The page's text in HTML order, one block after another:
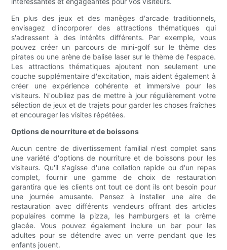
En plus des jeux et des manèges d'arcade traditionnels,
envisagez d'incorporer des attractions thématiques qui
s'adressent à des intérêts différents. Par exemple, vous
pouvez créer un parcours de mini-golf sur le thème des
pirates ou une arène de balise laser sur le thème de l'espace.
Les attractions thématiques ajoutent non seulement une
couche supplémentaire d'excitation, mais aident également à
créer une expérience cohérente et immersive pour les
visiteurs. N'oubliez pas de mettre à jour régulièrement votre
sélection de jeux et de trajets pour garder les choses fraîches
et encourager les visites répétées.
Options de nourriture et de boissons
Aucun centre de divertissement familial n'est complet sans
une variété d'options de nourriture et de boissons pour les
visiteurs. Qu'il s'agisse d'une collation rapide ou d'un repas
complet, fournir une gamme de choix de restauration
garantira que les clients ont tout ce dont ils ont besoin pour
une journée amusante. Pensez à installer une aire de
restauration avec différents vendeurs offrant des articles
populaires comme la pizza, les hamburgers et la crème
glacée. Vous pouvez également inclure un bar pour les
adultes pour se détendre avec un verre pendant que les
enfants jouent.